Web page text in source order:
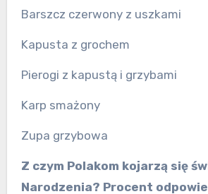
Barszcz czerwony z uszkami
Kapusta z grochem
Pierogi z kapustą i grzybami
Karp smażony
Zupa grzybowa
Z czym Polakom kojarzą się
Narodzenia? Procent